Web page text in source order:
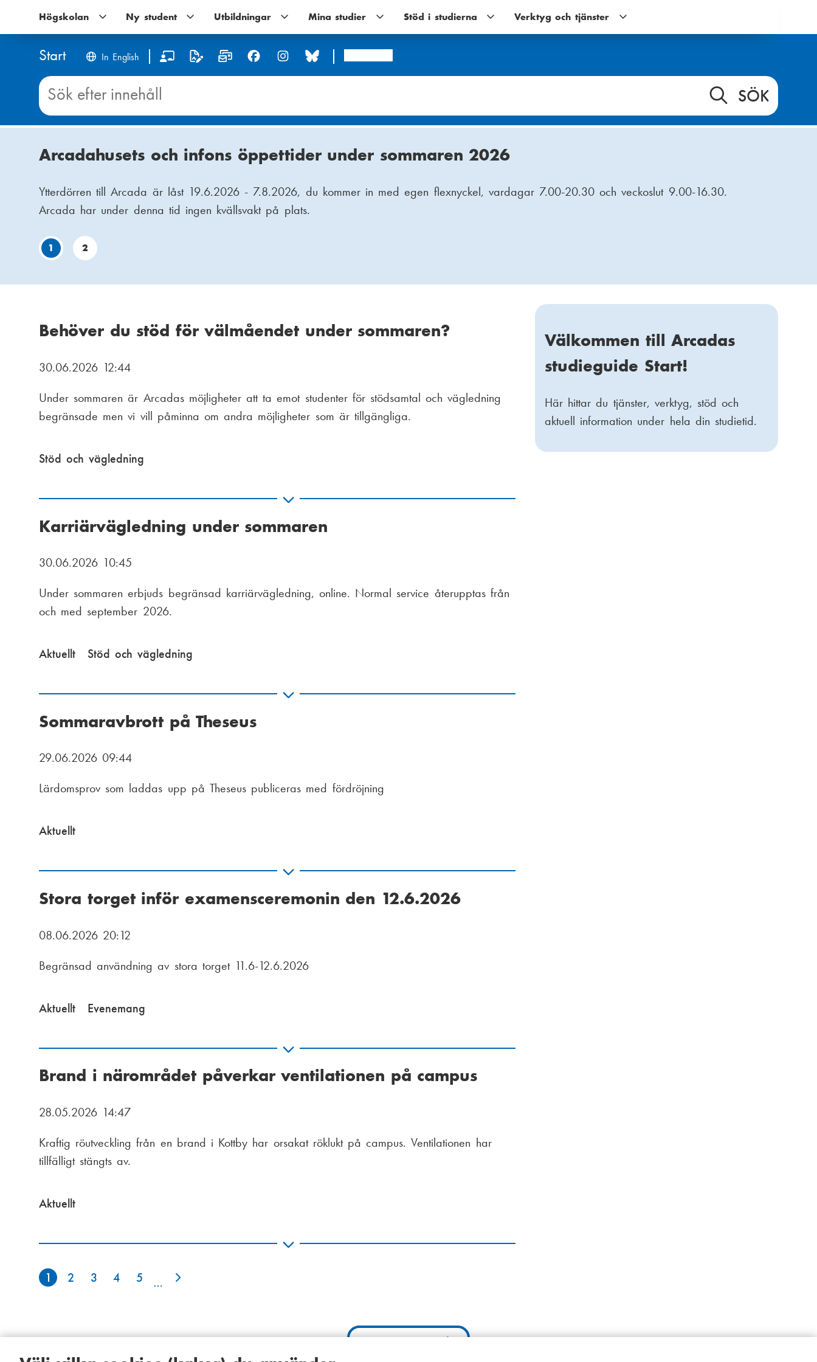
Start In English
S
o
c
a
l
m
i
m
n
u
Sök
innehåll
på
Start
Högskolan
HögskolanNy student
Ny
Utbildningar
UtbildningarMina studier
Mina
Stöd i studierna
Stöd
Verktyg och tjänster
Verktyg
Arcadahusets och infons öppettider under sommaren 2026
Ytterdörren till Arcada är låst 19.6.2026 - 7.8.2026, du kommer in med egen flexnyckel, vardagar 7.00-20.30 och veckoslut 9.00-16.30.
Arcada har under denna tid ingen kvällsvakt på plats.
Studiehubben – för dig som vill få studierna i mål
Har du nästan tagit dig igenom studierna, men någon kurs ligger och skaver halvfärdig? Är det svårt att få i gång motivationen, komma in i
rutiner eller ta sig till campus? Du är inte ensam – och du behöver inte fixa allt själv.
1 2
A
r
c
a
s
s
t
u
e
g
u
i
d
e
t
r
t
Välkommen till Arcadas
studieguide Start!
Här hittar du tjänster, verktyg, stöd och
aktuell information under hela din studietid.
Behöver du stöd för välmåendet under sommaren?
30.06.2026 12:44
Under sommaren är Arcadas möjligheter att ta emot studenter för stödsamtal och vägledning
begränsade men vi vill påminna om andra möjligheter som är tillgängliga.
Stöd och vägledning
Karriärvägledning under sommaren
30.06.2026 10:45
Under sommaren erbjuds begränsad karriärvägledning, online. Normal service återupptas från
och med september 2026.
Aktuellt Stöd och vägledning
Sommaravbrott på Theseus
29.06.2026 09:44
Lärdomsprov som laddas upp på Theseus publiceras med fördröjning
Aktuellt
Stora torget inför examensceremonin den 12.6.2026
08.06.2026 20:12
Begränsad användning av stora torget 11.6-12.6.2026
Aktuellt Evenemang
Brand i närområdet påverkar ventilationen på campus
28.05.2026 14:47
Kraftig röutveckling från en brand i Kottby har orsakat röklukt på campus. Ventilationen har
tillfälligt stängts av.
Aktuellt
P
g
1 2 3 4 5 …